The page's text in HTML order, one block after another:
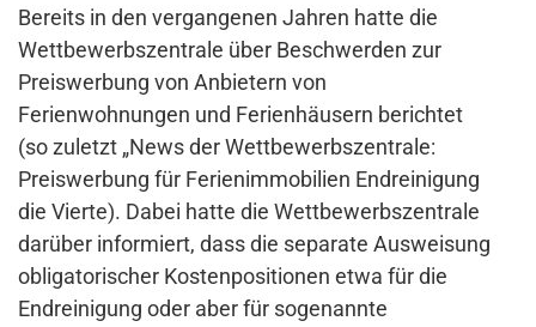
Bereits in den vergangenen Jahren hatte die
Wettbewerbszentrale über Beschwerden zur
Preiswerbung von Anbietern von
Ferienwohnungen und Ferienhäusern berichtet
(so zuletzt „News der Wettbewerbszentrale:
Preiswerbung für Ferienimmobilien Endreinigung
die Vierte). Dabei hatte die Wettbewerbszentrale
darüber informiert, dass die separate Ausweisung
obligatorischer Kostenpositionen etwa für die
Endreinigung oder aber für sogenannte